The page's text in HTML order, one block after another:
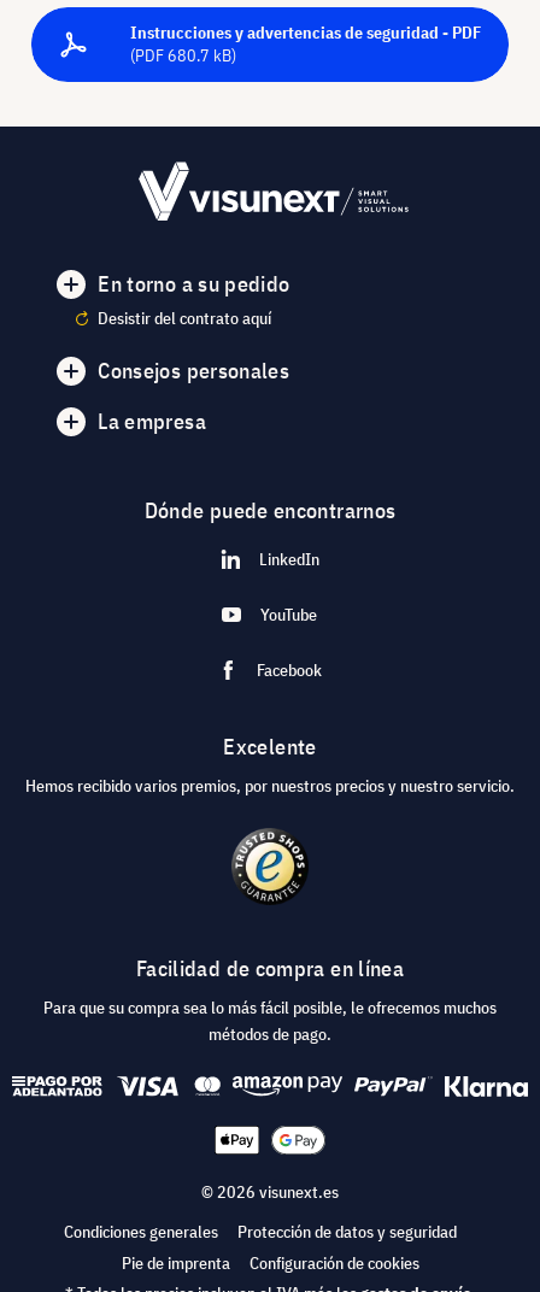
Instrucciones y advertencias de seguridad - PDF
(PDF 680.7 kB)
En torno a su pedido
Desistir del contrato aquí
Consejos personales
La empresa
Dónde puede encontrarnos
LinkedIn
YouTube
Facebook
Excelente
Hemos recibido varios premios, por nuestros precios y nuestro servicio.
Facilidad de compra en línea
Para que su compra sea lo más fácil posible, le ofrecemos muchos
métodos de pago.
© 2026 visunext.es
Condiciones generales
Protección de datos y seguridad
Pie de imprenta
Configuración de cookies